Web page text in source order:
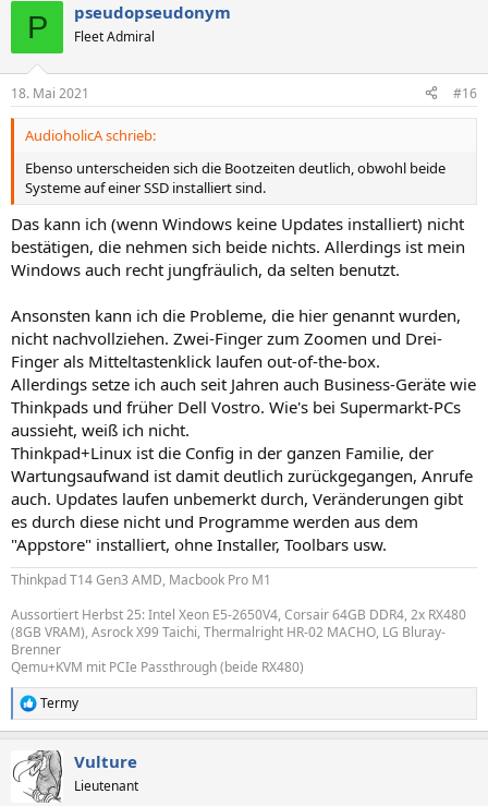
e
n
P pseudopseudonym
Fleet Admiral
18. Mai 2021 #16
AudioholicA schrieb:
Ebenso unterscheiden sich die Bootzeiten deutlich, obwohl beide
Systeme auf einer SSD installiert sind.
Das kann ich (wenn Windows keine Updates installiert) nicht
bestätigen, die nehmen sich beide nichts. Allerdings ist mein
Windows auch recht jungfräulich, da selten benutzt.
Ansonsten kann ich die Probleme, die hier genannt wurden,
nicht nachvollziehen. Zwei-Finger zum Zoomen und Drei-
Finger als Mitteltastenklick laufen out-of-the-box.
Allerdings setze ich auch seit Jahren auch Business-Geräte wie
Thinkpads und früher Dell Vostro. Wie's bei Supermarkt-PCs
aussieht, weiß ich nicht.
Thinkpad+Linux ist die Config in der ganzen Familie, der
Wartungsaufwand ist damit deutlich zurückgegangen, Anrufe
auch. Updates laufen unbemerkt durch, Veränderungen gibt
es durch diese nicht und Programme werden aus dem
"Appstore" installiert, ohne Installer, Toolbars usw.
Thinkpad T14 Gen3 AMD, Macbook Pro M1
Aussortiert Herbst 25: Intel Xeon E5-2650V4, Corsair 64GB DDR4, 2x RX480
(8GB VRAM), Asrock X99 Taichi, Thermalright HR-02 MACHO, LG Bluray-
Brenner
Qemu+KVM mit PCIe Passthrough (beide RX480)
R
e
k
t
Termy
Vulture
Lieutenant